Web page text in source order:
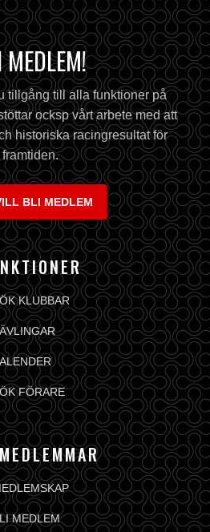
tillgång till alla funktioner på
ocksp vårt arbete med att
historiska racingresultat för
framtiden.
BLI MEDLEM
KLUBBAR
FÖRARE
MEDLEM